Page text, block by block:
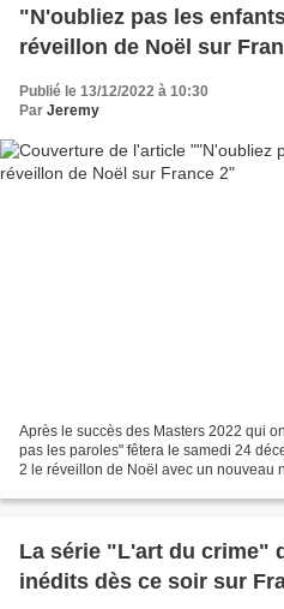
"N'oubliez pas les
réveillon de Noël sur
Publié le 13/12/2022 à 10:30
Par Jeremy
Après le succès des Masters 2022 qui
pas les paroles" fêtera le samedi 24
2 le réveillon de Noël avec un nouveau
La série "L'art du crime"
inédits dès ce soir sur